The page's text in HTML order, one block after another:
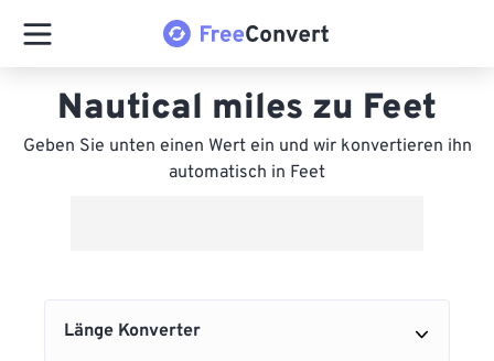
Nautical miles zu Feet
Geben Sie unten einen Wert ein und wir konvertieren ihn
automatisch in Feet